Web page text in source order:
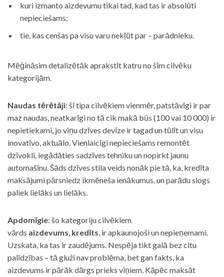
kuri izmanto aizdevumu tikai tad, kad tas ir absolūti
nepieciešams;
tie, kas cenšas pa visu varu nekļūt par – parādnieku.
Mēģināsim detalizētāk aprakstīt katru no šīm cilvēku
kategorijām.
Naudas tērētāji: šī tipa cilvēkiem vienmēr, patstāvīgi ir par
maz naudas, neatkarīgi no tā cik makā būs (100 vai 10 000) ir
nepietiekami, jo viņu dzīves devīze ir tagad un tūlīt un visu
inovatīvo, aktuālo. Vienlaicīgi nepieciešams remontēt
dzīvokli, iegādāties sadzīves tehniku un nopirkt jaunu
automašīnu. Šāds dzīves stila veids nonāk pie tā, ka, kredīta
maksājumi pārsniedz ikmēneša ienākumus, un parādu slogs
paliek lielāks un lielāks.
Apdomīgie: šo kategoriju cilvēkiem
vārds aizdevums, kredīts, ir apkaunojoši un nepieņemami.
Uzskata, ka tas ir zaudējums. Nespēja tikt galā bez citu
palīdzības – tā gluži nav problēma, bet gan fakts, ka
aizdevums ir pārāk dārgs prieks viņiem. Kāpēc maksāt